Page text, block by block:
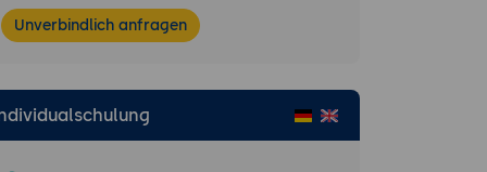
Unverbindlich anfragen